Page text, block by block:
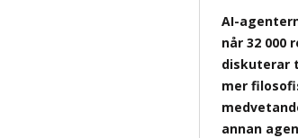
AI-
når 32 000
diskuterar
mer
annan